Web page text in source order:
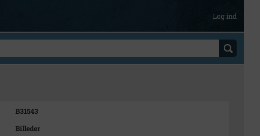
Log ind
B31543
Billeder